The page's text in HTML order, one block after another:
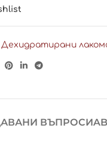
Дехидратирани
ВЪПРОСИ